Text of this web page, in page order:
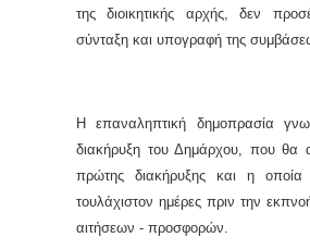
της διοικητικής αρχής, δεν
σύνταξη και υπογραφή
Η επαναληπτική δημοπρασία
διακήρυξη του Δημάρχου, που θα
πρώτης διακήρυξης και η
τουλάχιστον ημέρες πριν την
αιτήσεων - προσφορών.